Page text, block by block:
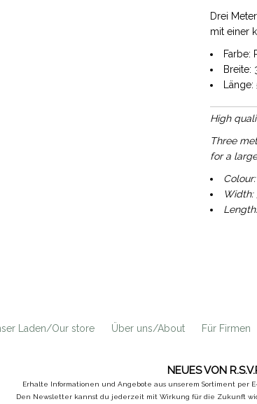
Drei
mit einer
Farbe:
Breite:
High
Three
for a
Width:
Laden/Our store Über uns/About Für Firmen
NEUES VON
Erhalte Informationen und Angebote aus unserem Sortiment per
Den Newsletter kannst du jederzeit mit Wirkung für die Zukunft